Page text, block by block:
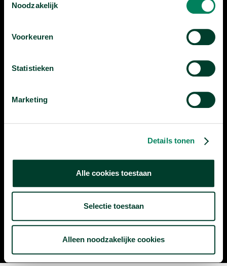
Noodzakelijk
Voorkeuren
Statistieken
Marketing
Details tonen
Alle cookies toestaan
Selectie toestaan
Alleen noodzakelijke cookies
Heb je vragen?
info@universiteitvannederland.nl